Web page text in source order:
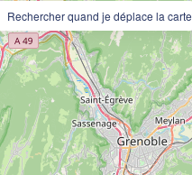
Rechercher quand je déplace la carte